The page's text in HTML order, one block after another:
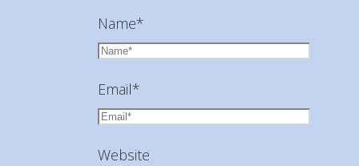
Name*
Email*
Website